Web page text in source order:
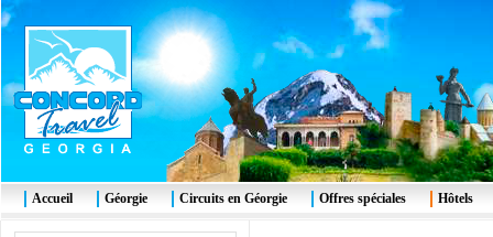
Accueil Géorgie Circuits en Géorgie Offres spéciales Hôtels